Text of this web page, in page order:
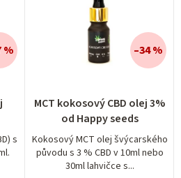
s
%
MCT kokosový CBD olej 3%
od Happy seeds
Kokosový MCT olej švýcarského
původu s 3 % CBD v 10ml nebo
30ml lahvičce s...
–34 %